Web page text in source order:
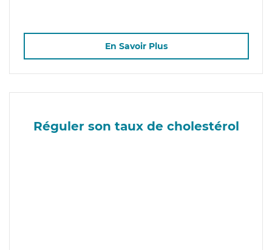
En Savoir Plus
Réguler son taux de cholestérol